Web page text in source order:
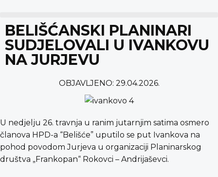
BELIŠĆANSKI PLANINARI
SUDJELOVALI U IVANKOVU
NA JURJEVU
OBJAVLJENO: 29.04.2026.
U nedjelju 26. travnja u ranim jutarnjim satima osmero
članova HPD-a “Belišće” uputilo se put Ivankova na
pohod povodom Jurjeva u organizaciji Planinarskog
društva „Frankopan“ Rokovci – Andrijaševci.